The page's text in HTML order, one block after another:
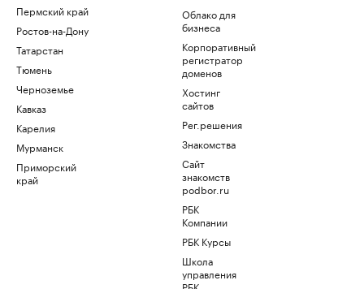
Пермский край
Ростов-на-Дону
Татарстан
Тюмень
Черноземье
Кавказ
Карелия
Мурманск
Приморский
край
Облако для
бизнеса
Корпоративный
регистратор
доменов
Хостинг
сайтов
Рег.решения
Знакомства
Сайт
знакомств
podbor.ru
РБК
Компании
РБК Курсы
Школа
управления